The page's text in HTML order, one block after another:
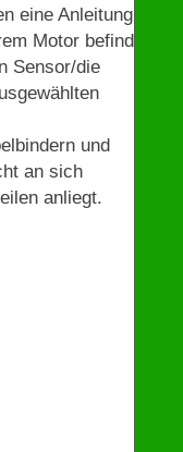
eine Anleitung, wo
Motor befinden.
Sensor/die
und
an sich
anliegt.